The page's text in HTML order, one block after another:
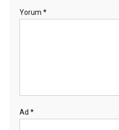
Yorum *
Ad *